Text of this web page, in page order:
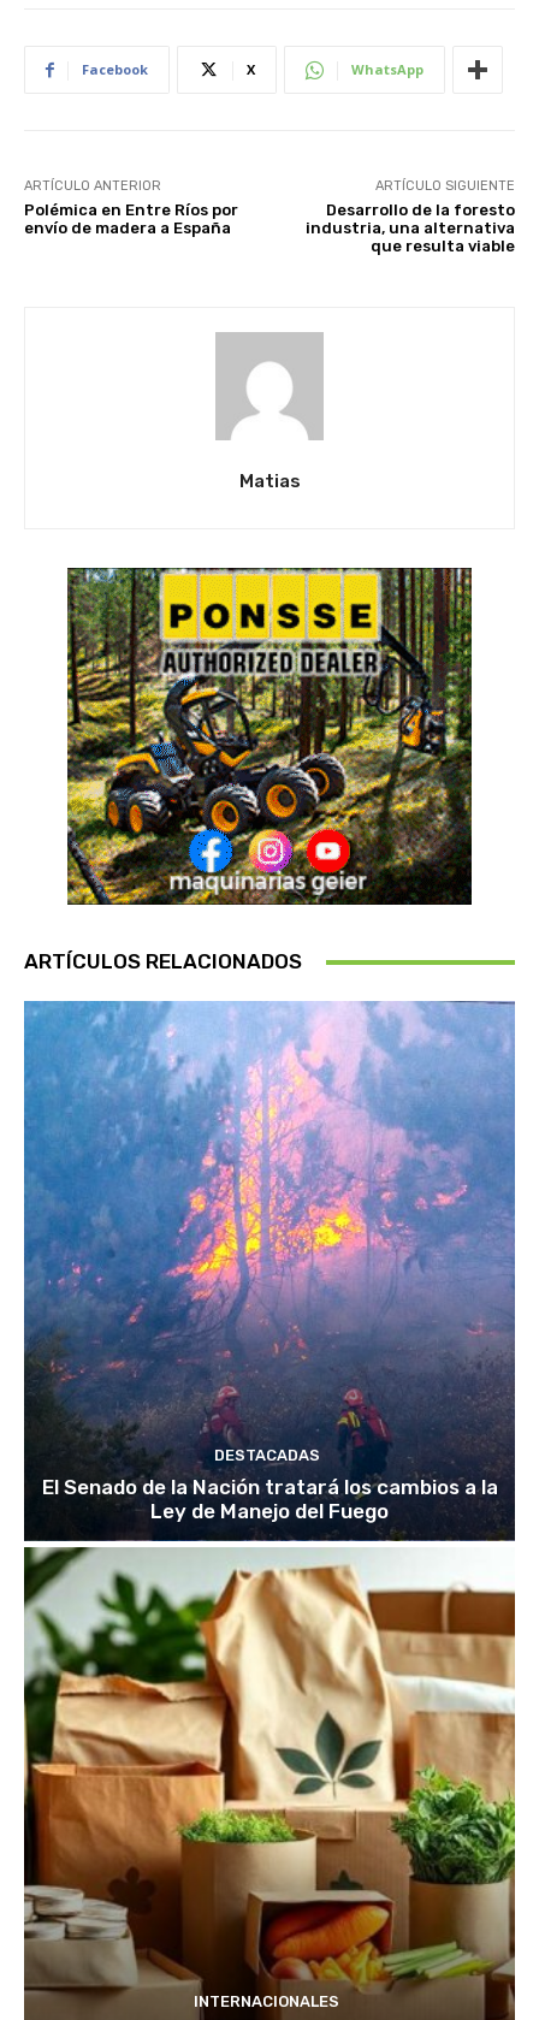
Facebook X WhatsApp
ARTÍCULO ANTERIOR
Polémica en Entre Ríos por
envío de madera a España
ARTÍCULO SIGUIENTE
Desarrollo de la foresto
industria, una alternativa
que resulta viable
Matias
ARTÍCULOS RELACIONADOS
DESTACADAS
El Senado de la Nación tratará los cambios a la
Ley de Manejo del Fuego
INTERNACIONALES